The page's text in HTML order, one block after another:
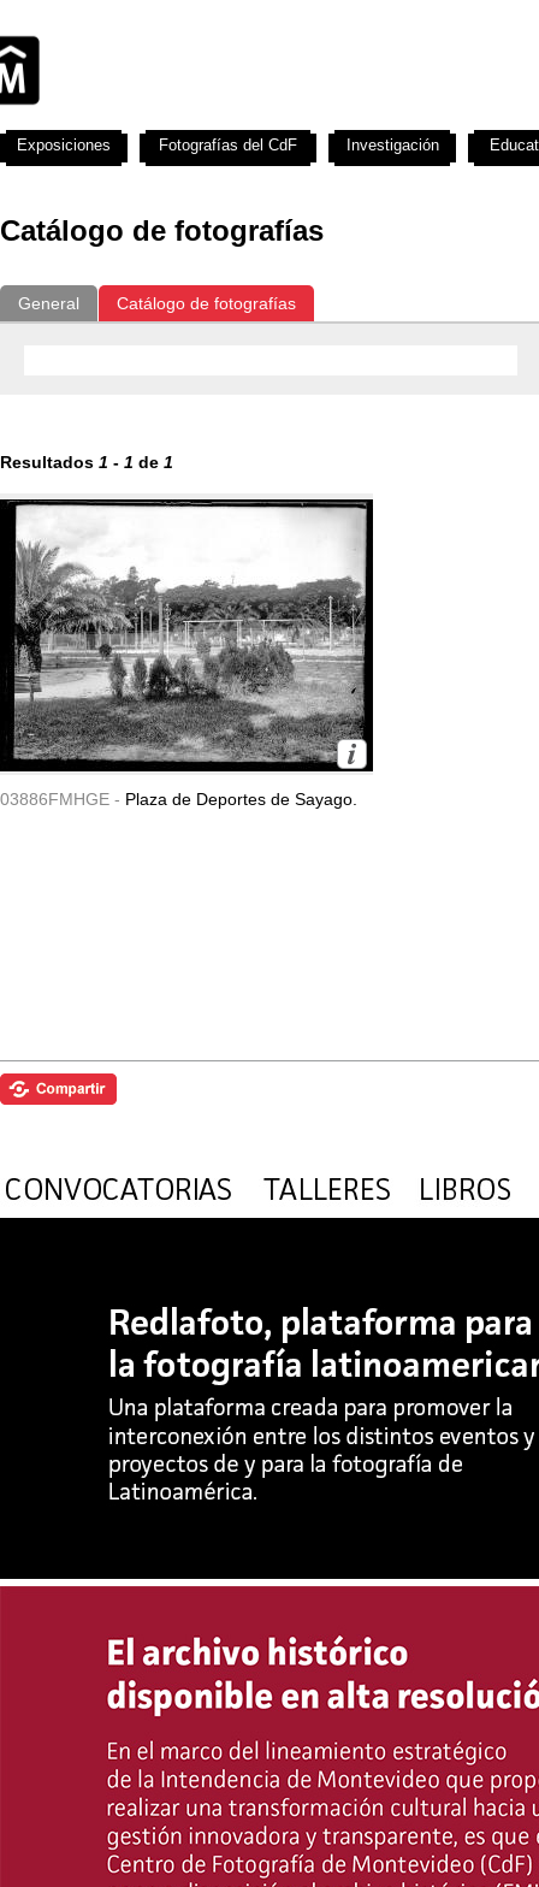
Catálogo de fotografías
General Catálogo de fotografías
Resultados 1 - 1 de 1
03886FMHGE - Plaza de Deportes de Sayago.
Exposiciones Fotografías del CdF Investigación